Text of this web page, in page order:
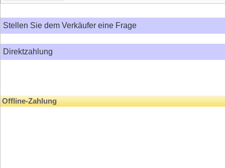
Stellen Sie dem Verkäufer eine Frage
Direktzahlung
Offline-Zahlung